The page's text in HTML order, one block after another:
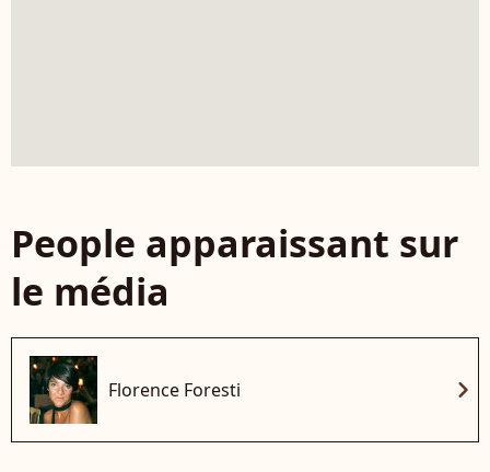
People apparaissant sur
le média
Florence Foresti chevron_right